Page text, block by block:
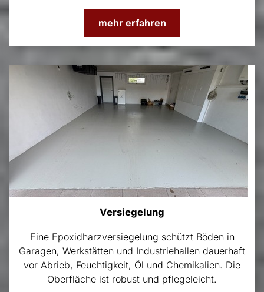
mehr erfahren
Versiegelung
Eine Epoxidharzversiegelung schützt Böden in
Garagen, Werkstätten und Industriehallen dauerhaft
vor Abrieb, Feuchtigkeit, Öl und Chemikalien. Die
Oberfläche ist robust und pflegeleicht.